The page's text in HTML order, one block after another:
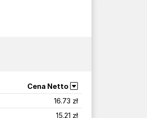
Cena Netto
16.73 zł
15.21 zł